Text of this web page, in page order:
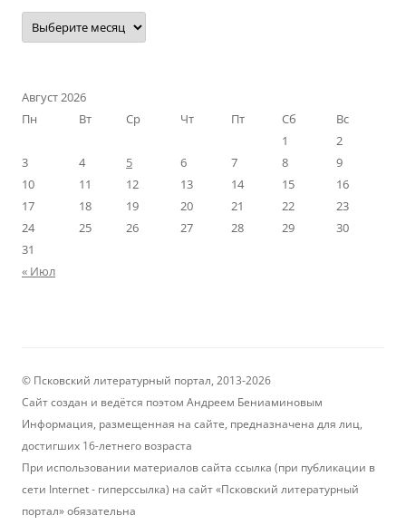
Наш
архив
Август 2026
Пн
Вт Ср Чт Пт Сб
Вс
1
2
3
4 5 6 7 8
9
10
11 12 13 14 15
16
17
18 19 20 21 22
23
24
25 26 27 28 29
30
31
« Июл
© Псковский литературный портал, 2013-2026
Сайт создан и ведётся поэтом Андреем Бениаминовым
Информация, размещенная на сайте, предназначена для лиц,
достигших 16-летнего возраста
При использовании материалов сайта ссылка (при публикации в
сети Internet - гиперссылка) на сайт «Псковский литературный
портал» обязательна